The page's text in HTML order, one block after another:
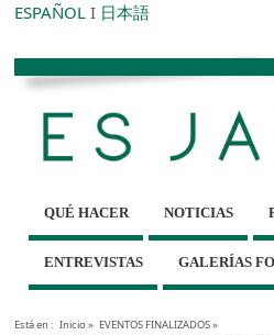
ESPAÑOL I 日本語
QUÉ HACER NOTICIAS
ENTREVISTAS GALERÍAS
Está en : Inicio» EVENTOS FINALIZADOS»